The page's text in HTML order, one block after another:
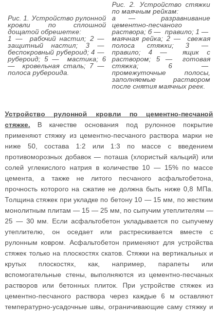
Рис. 1. Устройство рулонной
кровли по сплошной
дощатой обрешетке:
1 — рабочий настил; 2 —
защитный настил; 3 —
беспокровный рубероид; 4 —
рубероид; 5 — мастика; 6
— кровельная сталь; 7 —
полоса рубероида.
Рис. 2. Устройство стяжки
по маячным рейкам:
а — разравнивание
цементно-песчаного
раствора; б — правило; 1 —
маячная рейка; 2 — свежая
полоса стяжки; 3 —
правило; 4 — ящик с
раствором; 5 — готовая
стяжка; 6 —
промежуточные полосы,
заполняемые раствором
после снятия маячных реек.
Устройство рулонной кровли по цементно-песчаной
стяжке. В качестве основания под рулонное покрытие
применяют стяжку из цементно-песчаного раствора марки не
ниже 50, состава 1:2 или 1:3 по массе с введением
противоморозных добавок — поташа (хлористый кальций) или
солей углекислого натрия в количестве 10 — 15% по массе
цемента, а также не литого песчаного асфальтобетона,
прочность которого на сжатие не должна быть ниже 0,8 МПа.
Толщина стяжек при укладке по бетону 10 — 15 мм, по жестким
монолитным плитам — 15 — 25 мм, по сыпучим утеплителям —
25 — 30 мм. Если асфальтобетон укладывается по сыпучему
утеплителю, он оседает или растрескивается вместе с
рулонным ковром. Асфальтобетон применяют для устройства
стяжек только на плоскостях скатов. Стяжки на вертикальных и
крутых плоскостях, как, например, парапеты или
вспомогательные стены, выполняются из цементно-песчаных
растворов или бетонных плиток. При устройстве стяжек из
цементно-песчаного раствора через каждые 6 м оставляют
температурно-усадочные швы, ограничивающие саму стяжку и